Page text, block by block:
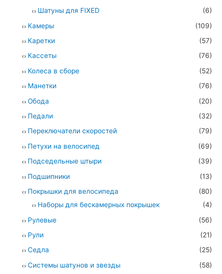
Шатуны для FIXED
(6)
Камеры
(109)
Каретки
(57)
Кассеты
(76)
Колеса в сборе
(52)
Манетки
(76)
Обода
(20)
Педали
(32)
Переключатели скоростей
(79)
Петухи на велосипед
(69)
Подседельные штыри
(39)
Подшипники
(13)
Покрышки для велосипеда
(80)
Наборы для бескамерных покрышек
(4)
Рулевые
(56)
Рули
(21)
Седла
(25)
Системы шатунов и звезды
(58)